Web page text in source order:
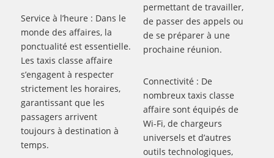
Service à l’heure : Dans le
monde des affaires, la
ponctualité est essentielle.
Les taxis classe affaire
s’engagent à respecter
strictement les horaires,
garantissant que les
passagers arrivent
toujours à destination à
temps.
permettant de travailler,
de passer des appels ou
de se préparer à une
prochaine réunion.
Connectivité : De
nombreux taxis classe
affaire sont équipés de
Wi-Fi, de chargeurs
universels et d’autres
outils technologiques,